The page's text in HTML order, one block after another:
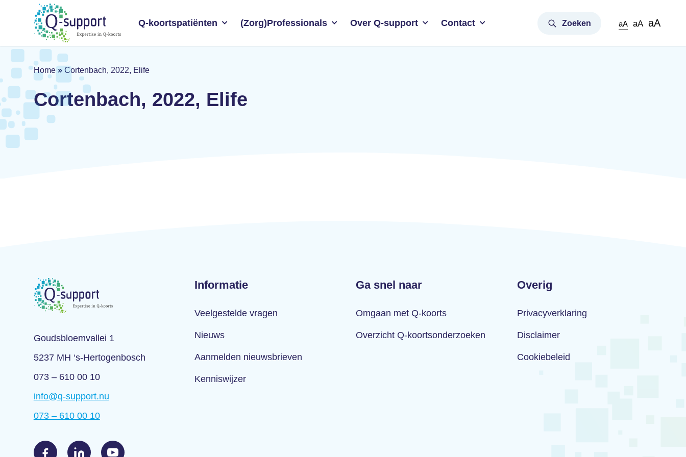
content
Q-koortspatiënten (Zorg)Professionals Over Q-support Contact Zoeken aA aA aA
Home» Cortenbach, 2022, Elife
Cortenbach, 2022, Elife
Goudsbloemvallei 1
5237 MH ‘s-Hertogenbosch
073 – 610 00 10
info@q-support.nu
073 – 610 00 10
Informatie
Veelgestelde vragen
Nieuws
Aanmelden nieuwsbrieven
Kenniswijzer
Ga snel naar
Omgaan met Q-koorts
Overzicht Q-koortsonderzoeken
Overig
Privacyverklaring
Disclaimer
Cookiebeleid